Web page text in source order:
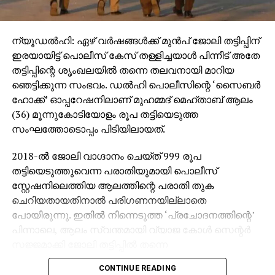
ന്യൂഡല്‍ഹി: ഏഴ് വര്‍ഷങ്ങള്‍ക്ക് മുന്‍പ് ജോലി തട്ടിപ്പിന്
ഇരയായിട്ട് പൊലീസ് കേസ് തള്ളിച്ചയാള്‍ പിന്നീട് അതേ
തട്ടിപ്പിന്റെ ശൃംഖലയില്‍ തന്നെ തലവനായി മാറിയ
ഞെട്ടിക്കുന്ന സംഭവം. ഡല്‍ഹി പൊലീസിന്റെ ‘സൈബര്‍
ഹോക്ക്’ ഓപ്പറേഷനിലാണ് മുഹമ്മദ് മെഹ്താബ് ആലം
(36) മൂന്നുകോടിയോളം രൂപ തട്ടിയെടുത്ത
സംഘത്തോടൊപ്പം പിടിയിലായത്.
2018-ല്‍ ജോലി വാഗ്ദാനം ചെയ്ത് 999 രൂപ
തട്ടിയെടുത്തുവെന്ന പരാതിയുമായി പൊലീസ്
സ്റ്റേഷനിലെത്തിയ ആലത്തിന്റെ പരാതി തുക
ചെറിയതായതിനാല്‍ പരിഗണനയില്ലാതെ
പോയിരുന്നു. ഇതില്‍ നിന്നെടുത്ത ‘പ്രചോദനത്തിന്റെ’
പിന്നാലെ, ആലം സ്വന്തമായി വ്യാജ കോള്‍ സെന്റര്‍
ചുവടുമാറ്റുകയായിരുന്നു.
CONTINUE READING